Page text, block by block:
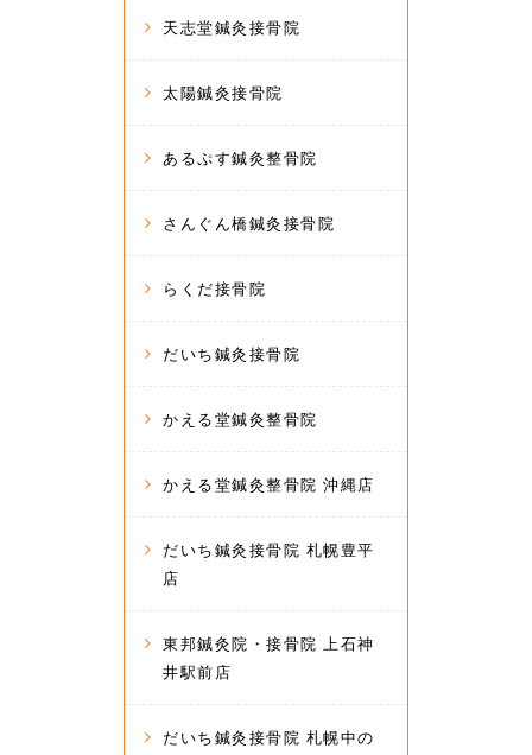
天志堂鍼灸接骨院
太陽鍼灸接骨院
あるぷす鍼灸整骨院
さんぐん橋鍼灸接骨院
らくだ接骨院
だいち鍼灸接骨院
かえる堂鍼灸整骨院
かえる堂鍼灸整骨院 沖縄店
だいち鍼灸接骨院 札幌豊平
店
東邦鍼灸院・接骨院 上石神
井駅前店
だいち鍼灸接骨院 札幌中の